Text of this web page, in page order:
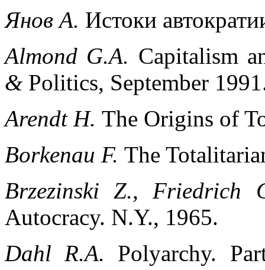
Янов А. Истоки
Almond G.A. Capitalism
& Politics, September
Arendt H. The Origins of
Borkenau F. The
Brzezinski Z., Friedrich
Autocracy. N.Y., 1965.
Dahl R.A. Polyarchy.